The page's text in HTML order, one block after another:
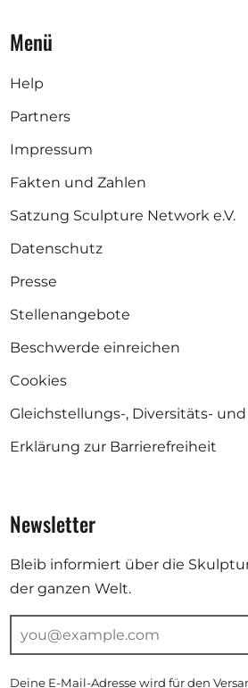
Menü
Help
Partners
Impressum
Fakten und Zahlen
Satzung Sculpture Network e.V.
Datenschutz
Presse
Stellenangebote
Beschwerde einreichen
Cookies
Gleichstellungs-, Diversitäts-
Erklärung zur Barrierefreiheit
Newsletter
Bleib informiert über die
der ganzen Welt.
Deine E-Mail-Adresse wird für den